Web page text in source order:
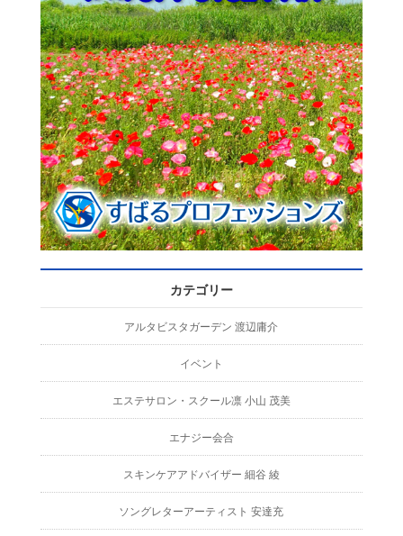
カテゴリー
アルタビスタガーデン 渡辺庸介
イベント
エステサロン・スクール凛 小山 茂美
エナジー会合
スキンケアアドバイザー 細谷 綾
ソングレターアーティスト 安達充